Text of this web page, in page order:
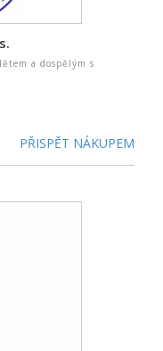
a dospělým s
PŘISPĚT NÁKUPEM